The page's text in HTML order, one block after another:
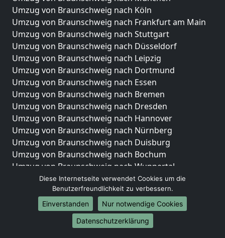
Umzug von Braunschweig nach Köln
Umzug von Braunschweig nach Frankfurt am Main
Umzug von Braunschweig nach Stuttgart
Umzug von Braunschweig nach Düsseldorf
Umzug von Braunschweig nach Leipzig
Umzug von Braunschweig nach Dortmund
Umzug von Braunschweig nach Essen
Umzug von Braunschweig nach Bremen
Umzug von Braunschweig nach Dresden
Umzug von Braunschweig nach Hannover
Umzug von Braunschweig nach Nürnberg
Umzug von Braunschweig nach Duisburg
Umzug von Braunschweig nach Bochum
Umzug von Braunschweig nach Wuppertal
Umzug von Braunschweig nach Bielefeld
Umzug von Braunschweig nach Bonn
Umzug von Braunschweig nach Münster
Internationale-Umzüge
Diese Internetseite verwendet Cookies um die
Benutzerfreundlichkeit zu verbessern.
Einverstanden
Nur notwendige Cookies
Datenschutzerklärung